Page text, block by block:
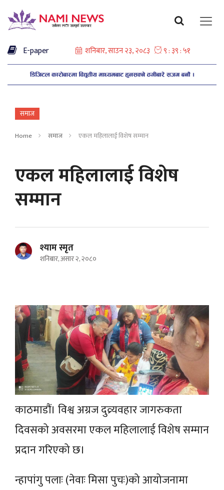
E-paper
समाज
Home समाज एकल महिलालाई विशेष सम्मान
एकल महिलालाई विशेष
सम्मान
श्याम स्मृत
शनिबार, असार २, २०८०
काठमाडौं। विश्व अग्रज दुव्र्यवहार जागरुकता
दिवसको अवसरमा एकल महिलालाई विशेष सम्मान
प्रदान गरिएको छ।
न्हापांगु पलाः (नेवाः मिसा पुचः)को आयोजनामा